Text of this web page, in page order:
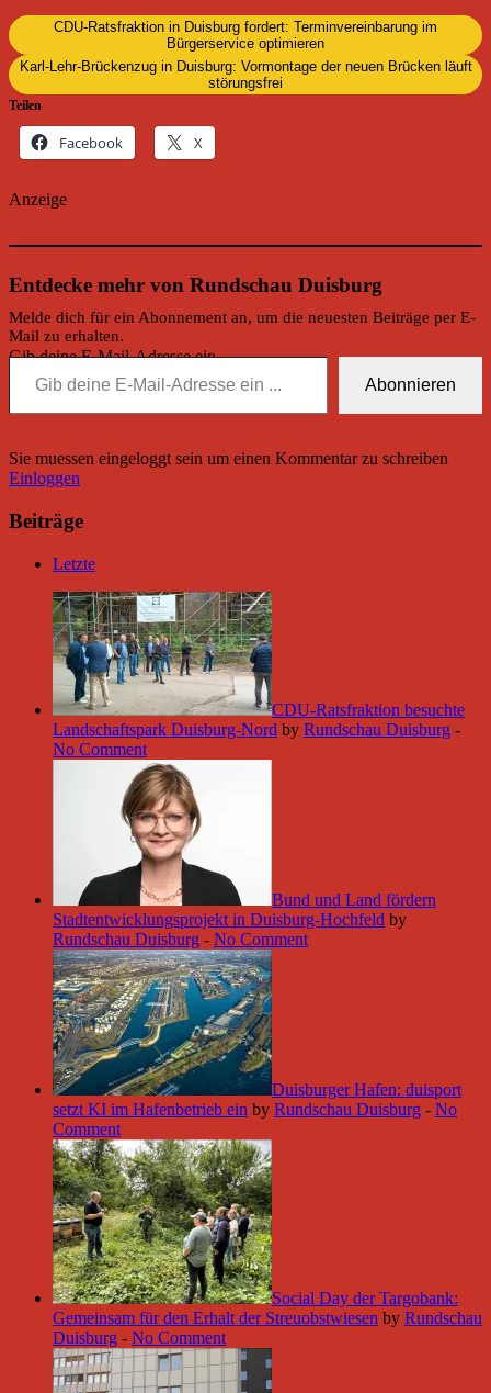
CDU-Ratsfraktion in Duisburg fordert: Terminvereinbarung im
Bürgerservice optimieren
Karl-Lehr-Brückenzug in Duisburg: Vormontage der neuen Brücken läuft
störungsfrei
Teilen
Facebook X
Anzeige
Entdecke mehr von Rundschau Duisburg
Melde dich für ein Abonnement an, um die neuesten Beiträge per E-
Mail zu erhalten.
Gib deine E-Mail-Adresse ein ...
Abonnieren
Sie muessen eingeloggt sein um einen Kommentar zu schreiben
Einloggen
Beiträge
Letzte
CDU-Ratsfraktion besuchte
Landschaftspark Duisburg-Nord by Rundschau Duisburg -
No Comment
Bund und Land fördern
Stadtentwicklungsprojekt in Duisburg-Hochfeld by
Rundschau Duisburg - No Comment
Duisburger Hafen: duisport
setzt KI im Hafenbetrieb ein by Rundschau Duisburg - No
Comment
Social Day der Targobank:
Gemeinsam für den Erhalt der Streuobstwiesen by Rundschau
Duisburg - No Comment